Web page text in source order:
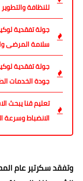
للنظافة والتطوير
جولة تفقدية
سلامة المرضى
جولة تفقدية
جودة الخدمات
تعليم قنا يبحث
الانضباط وسرعة
وتفقد سكرتير عام